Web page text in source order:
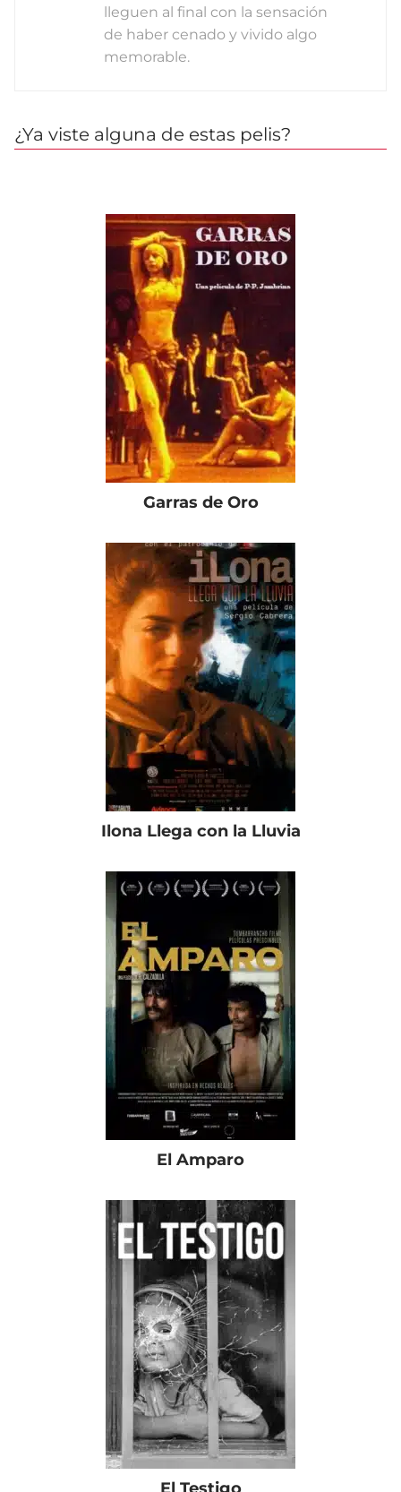
lleguen al final con la sensación
de haber cenado y vivido algo
memorable.
¿Ya viste alguna de estas pelis?
Garras de Oro
Ilona Llega con la Lluvia
El Amparo